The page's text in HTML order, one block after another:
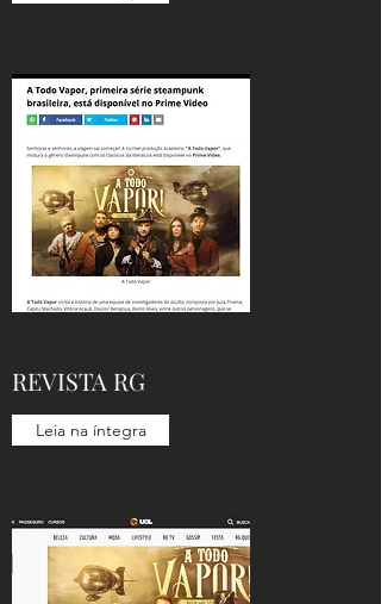
REVISTA RG
Leia na íntegra